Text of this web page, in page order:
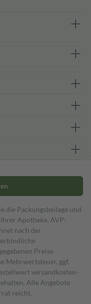
die Packungsbeilage und
Apotheke. AVP:
nach der
Preise
Mehrwertsteuer, ggf.
versand­kosten­
Alle Angebote
reicht.